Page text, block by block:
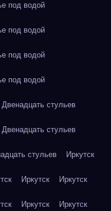
под водой
под водой
под водой
под водой
стульев
стульев
стульев Иркутск
Иркутск Иркутск
Иркутск Иркутск